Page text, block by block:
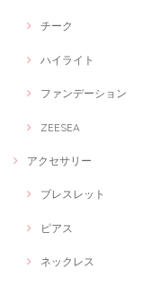
チーク
ハイライト
ファンデーション
ZEESEA
アクセサリー
ブレスレット
ピアス
ネックレス